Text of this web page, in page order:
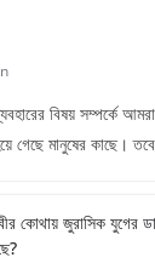
বিষয় সম্পর্কে
গেছে মানুষের কাছে। তবে
কোথায় জুরাসিক যুগের